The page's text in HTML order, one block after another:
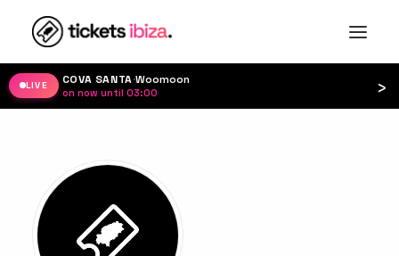
LIVE COVA SANTA·Woomoon
on now until 03:00· ›